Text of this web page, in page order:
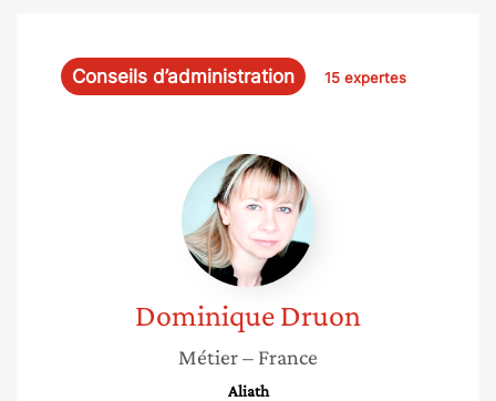
Conseils d’administration 15 expertes
Dominique
Druon
DominiqueDruon
Métier– France
Aliath